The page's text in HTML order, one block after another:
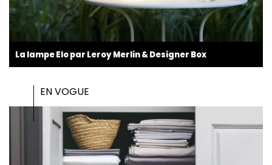
La lampe Elo par Leroy Merlin & Designer Box
EN VOGUE